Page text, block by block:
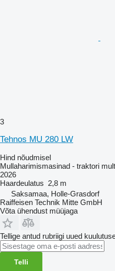
3
Tehnos MU 280 LW
Hind nõudmisel
Mullaharimismasinad - traktori
2026
Haardeulatus 2,8 m
Saksamaa, Holle-Grasdorf
Raiffeisen Technik Mitte GmbH
Võta ühendust müüjaga
Tellige antud rubriigi uued
Telli